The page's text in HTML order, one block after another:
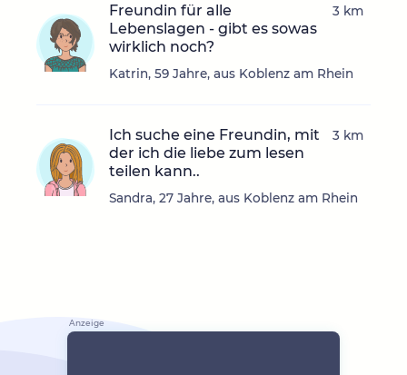
Freundin für alle
Lebenslagen - gibt es sowas
wirklich noch?
Katrin, 59 Jahre, aus Koblenz am Rhein
3 km
Ich suche eine Freundin, mit
der ich die liebe zum lesen
teilen kann..
Sandra, 27 Jahre, aus Koblenz am Rhein
3 km